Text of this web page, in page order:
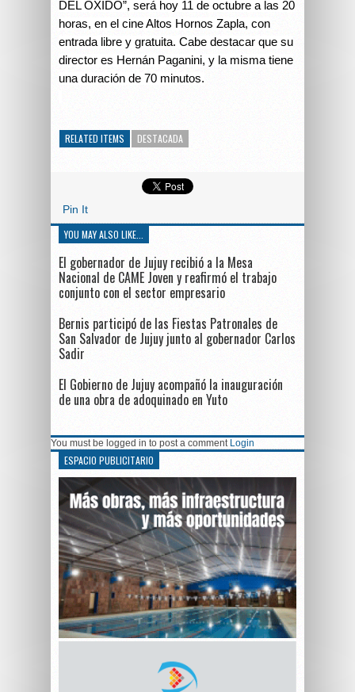
DEL ÓXIDO”, será hoy 11 de octubre a las 20
horas, en el cine Altos Hornos Zapla, con
entrada libre y gratuita. Cabe destacar que su
director es Hernán Paganini, y la misma tiene
una duración de 70 minutos.
RELATED ITEMS DESTACADA
Pin It
YOU MAY ALSO LIKE...
El gobernador de Jujuy recibió a la Mesa
Nacional de CAME Joven y reafirmó el trabajo
conjunto con el sector empresario
Bernis participó de las Fiestas Patronales de
San Salvador de Jujuy junto al gobernador Carlos
Sadir
El Gobierno de Jujuy acompañó la inauguración
de una obra de adoquinado en Yuto
You must be logged in to post a comment Login
ESPACIO PUBLICITARIO